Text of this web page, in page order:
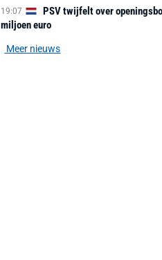
19:07
PSV twijfelt over
miljoen euro
Meer nieuws